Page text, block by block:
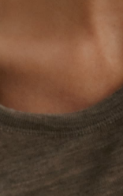
Votre
Retours
Paiement